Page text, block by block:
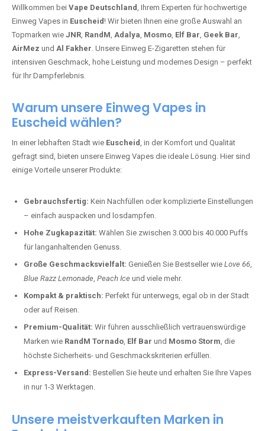
Willkommen bei Vape Deutschland, Ihrem Experten für hochwertige
Einweg Vapes in Euscheid! Wir bieten Ihnen eine große Auswahl an
Topmarken wie JNR, RandM, Adalya, Mosmo, Elf Bar, Geek Bar,
AirMez und Al Fakher. Unsere Einweg E-Zigaretten stehen für
intensiven Geschmack, hohe Leistung und modernes Design – perfekt
für Ihr Dampferlebnis.
Warum unsere Einweg Vapes in
Euscheid wählen?
In einer lebhaften Stadt wie Euscheid, in der Komfort und Qualität
gefragt sind, bieten unsere Einweg Vapes die ideale Lösung. Hier sind
einige Vorteile unserer Produkte:
Gebrauchsfertig: Kein Nachfüllen oder komplizierte Einstellungen
– einfach auspacken und losdampfen.
Hohe Zugkapazität: Wählen Sie zwischen 3.000 bis 40.000 Puffs
für langanhaltenden Genuss.
Große Geschmacksvielfalt: Genießen Sie Bestseller wie Love 66,
Blue Razz Lemonade, Peach Ice und viele mehr.
Kompakt & praktisch: Perfekt für unterwegs, egal ob in der Stadt
oder auf Reisen.
Premium-Qualität: Wir führen ausschließlich vertrauenswürdige
Marken wie RandM Tornado, Elf Bar und Mosmo Storm, die
höchste Sicherheits- und Geschmackskriterien erfüllen.
Express-Versand: Bestellen Sie heute und erhalten Sie Ihre Vapes
in nur 1-3 Werktagen.
Unsere meistverkauften Marken in